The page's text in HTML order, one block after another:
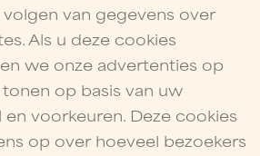
van gegevens over
Als u deze cookies
we onze advertenties op
op basis van uw
voorkeuren. Deze cookies
op over hoeveel bezoekers